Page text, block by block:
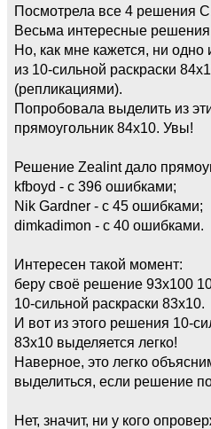
Посмотрела все 4 решения
Весьма интересные
Но, как мне кажется, ни
из 10-сильной раскраски
(репликациями).
Попробовала выделить из
прямоугольник 84х10. Увы!
Решение Zealint дало
kfboyd - с 396 ошибками;
Nik Gardner - с 45 ошибками;
dimkadimon - c 40 ошибками.
Интересен такой момент:
беру своё решение 93х100
10-сильной раскраски 83х10.
И вот из этого решения 10-
83х10 выделяется легко!
Наверное, это легко
выделиться, если решение
Нет, значит, ни у кого